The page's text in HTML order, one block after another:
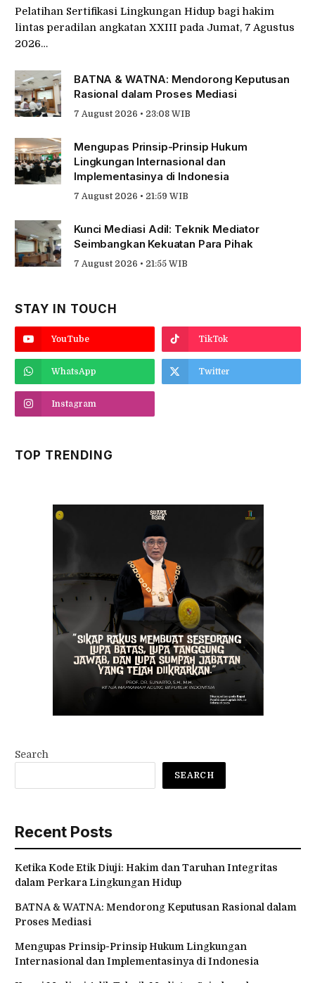
Pelatihan Sertifikasi Lingkungan Hidup bagi hakim
lintas peradilan angkatan XXIII pada Jumat, 7 Agustus
2026…
BATNA & WATNA: Mendorong Keputusan
Rasional dalam Proses Mediasi
7 August 2026 • 23:08 WIB
Mengupas Prinsip-Prinsip Hukum
Lingkungan Internasional dan
Implementasinya di Indonesia
7 August 2026 • 21:59 WIB
Kunci Mediasi Adil: Teknik Mediator
Seimbangkan Kekuatan Para Pihak
7 August 2026 • 21:55 WIB
STAY IN TOUCH
YouTube TikTok
WhatsApp Twitter
Instagram
TOP TRENDING
Search
SEARCH
Recent Posts
Ketika Kode Etik Diuji: Hakim dan Taruhan Integritas
dalam Perkara Lingkungan Hidup
BATNA & WATNA: Mendorong Keputusan Rasional dalam
Proses Mediasi
Mengupas Prinsip-Prinsip Hukum Lingkungan
Internasional dan Implementasinya di Indonesia